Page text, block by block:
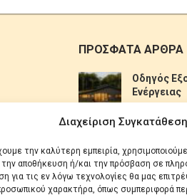
Διαχείριση
την καλύτερη εμπειρία,
την αποθήκευση ή/και την πρόσβαση σε
για τις εν λόγω τεχνολογίες θα μας
χαρακτήρα, όπως συμπεριφορά
ΠΡΟΣΦΑΤΑ ΑΡΘΡΑ
Οδηγός
Ενέργειας
Πως να
No